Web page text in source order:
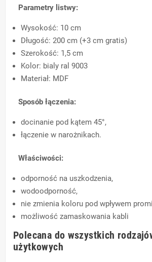
Parametry listwy:
Wysokość: 10 cm
Długość: 200 cm (+3 cm gratis)
Szerokość: 1,5 cm
Kolor: bialy ral 9003
Materiał: MDF
Sposób łączenia:
docinanie pod kątem 45°,
łączenie w narożnikach.
Właściwości:
odporność na uszkodzenia,
wodoodporność,
nie zmienia koloru pod wpływem
możliwość zamaskowania kabli
Polecana do wszystkich
użytkowych